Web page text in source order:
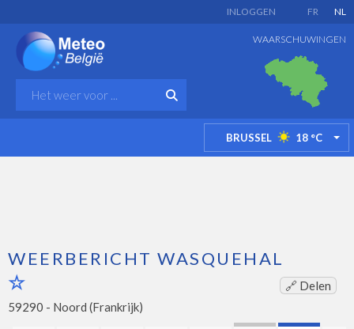
FR NL
INLOGGEN
WAARSCHUWINGEN
BRUSSEL 18 °C
WEERBERICHT WASQUEHAL
🔗 Delen
59290 - Noord (Frankrijk)